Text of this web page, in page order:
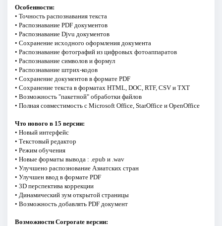
Особенности:
• Точность распознавания текста
• Распознавание PDF документов
• Распознавание Djvu документов
• Сохранение исходного оформления документа
• Распознавание фотографий из цифровых фотоаппаратов
• Распознавание символов и формул
• Распознавание штрих-кодов
• Сохранение документов в формате PDF
• Сохранение текста в форматах HTML, DOC, RTF, CSV и TXT
• Возможность "пакетной" обработки файлов
• Полная совместимость с Microsoft Office, StarOffice и OpenOffice
Что нового в 15 версии:
• Новый интерфейс
• Текстовый редактор
• Режим обучения
• Новые форматы вывода : .epub и .wav
• Улучшено распознование Азиатских стран
• Улучшен ввод в формате PDF
• 3D перспектива коррекции
• Динамический зум открытой страницы
• Возможность добавлять PDF документ
Возможности Corporate версии: